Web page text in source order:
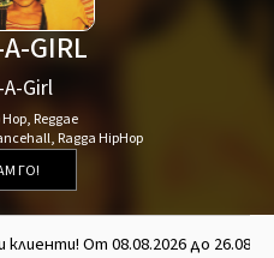
GIRL
Girl
,Reggae
, Ragga HipHop
ГО!
От 08.08.2026 до